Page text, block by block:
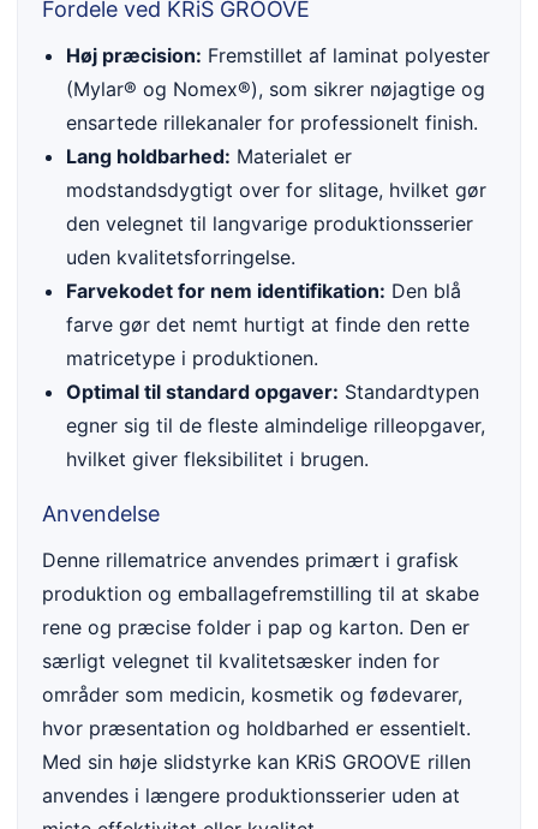
Fordele ved KRiS GROOVE
Høj præcision: Fremstillet af laminat polyester
(Mylar® og Nomex®), som sikrer nøjagtige og
ensartede rillekanaler for professionelt finish.
Lang holdbarhed: Materialet er
modstandsdygtigt over for slitage, hvilket gør
den velegnet til langvarige produktionsserier
uden kvalitetsforringelse.
Farvekodet for nem identifikation: Den blå
farve gør det nemt hurtigt at finde den rette
matricetype i produktionen.
Optimal til standard opgaver: Standardtypen
egner sig til de fleste almindelige rilleopgaver,
hvilket giver fleksibilitet i brugen.
Anvendelse
Denne rillematrice anvendes primært i grafisk
produktion og emballagefremstilling til at skabe
rene og præcise folder i pap og karton. Den er
særligt velegnet til kvalitetsæsker inden for
områder som medicin, kosmetik og fødevarer,
hvor præsentation og holdbarhed er essentielt.
Med sin høje slidstyrke kan KRiS GROOVE rillen
anvendes i længere produktionsserier uden at